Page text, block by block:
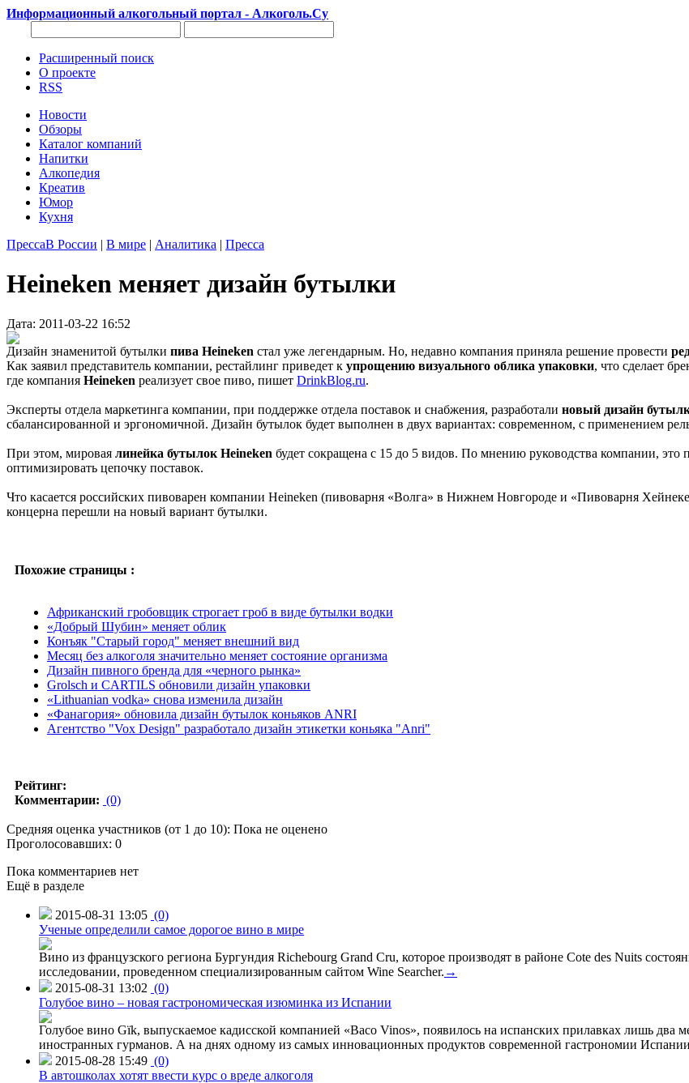
Информационный алкогольный портал - Алкоголь.Су
Расширенный поиск
О проекте
RSS
Новости
Обзоры
Каталог компаний
Напитки
Алкопедия
Креатив
Юмор
Кухня
ПрессаВ России | В мире | Аналитика | Пресса
Heineken меняет дизайн бутылки
Дата: 2011-03-22 16:52
Дизайн знаменитой бутылки пива Heineken стал уже легендарным. Но, недавно компания приняла решение провести
Как заявил представитель компании, рестайлинг приведет к упрощению визуального облика упаковки, что сделает
где компания Heineken реализует свое пиво, пишет DrinkBlog.ru.
Эксперты отдела маркетинга компании, при поддержке отдела поставок и снабжения, разработали новый дизайн
сбалансированной и эргономичной. Дизайн бутылок будет выполнен в двух вариантах: современном, с применением
При этом, мировая линейка бутылок Heineken будет сокращена с 15 до 5 видов. По мнению руководства компании, это
оптимизировать цепочку поставок.
Что касается российских пивоварен компании Heineken (пивоварня «Волга» в Нижнем Новгороде и «Пивоварня
концерна перешли на новый вариант бутылки.
Похожие страницы :
Африканский гробовщик строгает гроб в виде бутылки водки
«Добрый Шубин» меняет облик
Конъяк "Старый город" меняет внешний вид
Месяц без алкоголя значительно меняет состояние организма
Дизайн пивного бренда для «черного рынка»
Grolsch и CARTILS обновили дизайн упаковки
«Lithuanian vodka» снова изменила дизайн
«Фанагория» обновила дизайн бутылок коньяков ANRI
Агентство "Vox Design" разработало дизайн этикетки коньяка "Anri"
Рейтинг:
Комментарии: (0)
Средняя оценка участников (от 1 до 10): Пока не оценено
Проголосовавших: 0
Пока комментариев нет
Ещё в разделе
2015-08-31 13:05 (0)
Ученые определили самое дорогое вино в мире
Вино из французского региона Бургундия Richebourg Grand Cru, которое производят в районе Cote des Nuits
исследовании, проведенном специализированным сайтом Wine Searcher. →
2015-08-31 13:02 (0)
Голубое вино – новая гастрономическая изюминка из Испании
Голубое вино Gïk, выпускаемое кадисской компанией «Baco Vinos», появилось на испанских прилавках лишь два
иностранных гурманов. А на днях одному из самых инновационных продуктов современной гастрономии
2015-08-28 15:49 (0)
В автошколах хотят ввести курс о вреде алкоголя